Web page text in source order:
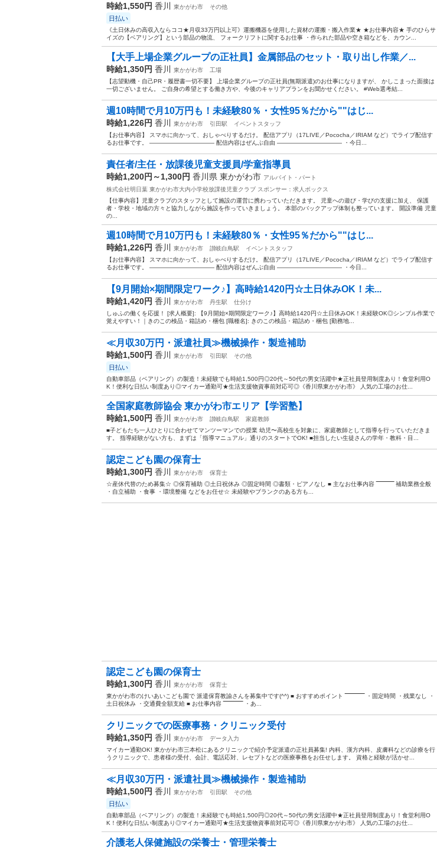
時給1,550円 香川 東かがわ市 その他
日払い
《土日休みの高収入ならココ★月収33万円以上可》運搬機器を使用した資材の運搬・搬入作業★ ★お仕事内容★ 手のひらサ
イズの【ベアリング】という部品の物流、 フォークリフトに関するお仕事 ・作られた部品や空き箱などを、カウン...
【大手上場企業グループの正社員】金属部品のセット・取り出し作業／...
時給1,350円 香川 東かがわ市
工場
【志望動機・自己PR・履歴書一切不要】 上場企業グループの正社員(無期派遣)のお仕事になりますが、 かしこまった面接は
一切ございません。 ご自身の希望とする働き方や、今後のキャリアプランをお聞かせください。 #Web選考結...
週10時間で月10万円も！未経験80％・女性95％だから""はじ...
時給1,226円 香川 東かがわ市 引田駅
イベントスタッフ
【お仕事内容】 スマホに向かって、おしゃべりするだけ。 配信アプリ（17LIVE／Pococha／IRIAM など）でライブ配信す
るお仕事です。 ——————————— 配信内容はぜんぶ自由 ——————————— ・今日...
責任者/主任・放課後児童支援員/学童指導員
時給1,200円～1,300円 香川県 東かがわ市 アルバイト・パート
株式会社明日葉 東かがわ市大内小学校放課後児童クラブ スポンサー：求人ボックス
【仕事内容】児童クラブのスタッフとして施設の運営に携わっていただきます。 児童への遊び・学びの支援に加え、 保護
者・学校・地域の方々と協力しながら施設を作っていきましょう。 本部のバックアップ体制も整っています。 開設準備 児童
の...
週10時間で月10万円も！未経験80％・女性95％だから""はじ...
時給1,226円 香川 東かがわ市 讃岐白鳥駅
イベントスタッフ
【お仕事内容】 スマホに向かって、おしゃべりするだけ。 配信アプリ（17LIVE／Pococha／IRIAM など）でライブ配信す
るお仕事です。 ——————————— 配信内容はぜんぶ自由 ——————————— ・今日...
【9月開始×期間限定ワーク♪】高時給1420円☆土日休みOK！未...
時給1,420円 香川 東かがわ市 丹生駅
仕分け
しゅふの働くを応援！ [求人概要]: 【9月開始×期間限定ワーク♪】高時給1420円☆土日休みOK！未経験OK◎シンプル作業で
覚えやすい！｜きのこの検品・箱詰め・梱包 [職種名]: きのこの検品・箱詰め・梱包 [勤務地...
≪月収30万円・派遣社員≫機械操作・製造補助
時給1,500円 香川 東かがわ市 引田駅 その他
日払い
自動車部品（ベアリング）の製造！未経験でも時給1,500円◎20代～50代の男女活躍中★正社員登用制度あり！食堂利用O
K！便利な日払い制度あり◎マイカー通勤可★生活支援物資事前対応可◎《香川県東かがわ市》 人気の工場のお仕...
全国家庭教師協会 東かがわ市エリア【学習塾】
時給1,500円 香川 東かがわ市 讃岐白鳥駅
家庭教師
■子どもたち一人ひとりに合わせてマンツーマンでの授業 幼児〜高校生を対象に、家庭教師として指導を行っていただきま
す。 指導経験がない方も、まずは「指導マニュアル」通りのスタートでOK! ■担当したい生徒さんの学年・教科・目...
認定こども園の保育士
時給1,300円 香川 東かがわ市
保育士
☆産休代替のため募集☆ ◎保育補助 ◎土日祝休み ◎固定時間 ◎書類・ピアノなし ■ 主なお仕事内容 ‾‾‾‾‾‾‾‾‾‾ 補助業務全般
・自立補助 ・食事 ・環境整備 などをお任せ☆ 未経験やブランクのある方も...
認定こども園の保育士
時給1,300円 香川 東かがわ市
保育士
東かがわ市のけいあいこども園で 派遣保育教諭さんを募集中です(^^) ■ おすすめポイント ‾‾‾‾‾‾‾‾‾‾‾ ・固定時間 ・残業なし ・
土日祝休み ・交通費全額支給 ■ お仕事内容 ‾‾‾‾‾‾‾‾‾‾‾ ・あ...
クリニックでの医療事務・クリニック受付
時給1,350円 香川 東かがわ市
データ入力
マイカー通勤OK! 東かがわ市三本松にあるクリニックで紹介予定派遣の正社員募集! 内科、漢方内科、皮膚科などの診療を行
うクリニックで、患者様の受付、会計、電話応対、レセプトなどの医療事務をお任せします。 資格と経験が活かせ...
≪月収30万円・派遣社員≫機械操作・製造補助
時給1,500円 香川 東かがわ市 引田駅 その他
日払い
自動車部品（ベアリング）の製造！未経験でも時給1,500円◎20代～50代の男女活躍中★正社員登用制度あり！食堂利用O
K！便利な日払い制度あり◎マイカー通勤可★生活支援物資事前対応可◎《香川県東かがわ市》 人気の工場のお仕...
介護老人保健施設の栄養士・管理栄養士